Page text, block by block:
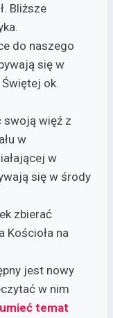
Bliższe
do naszego
się w
ok.
swoją więź z
w
w
się w środy
zbierać
Kościoła na
jest nowy
w nim
temat